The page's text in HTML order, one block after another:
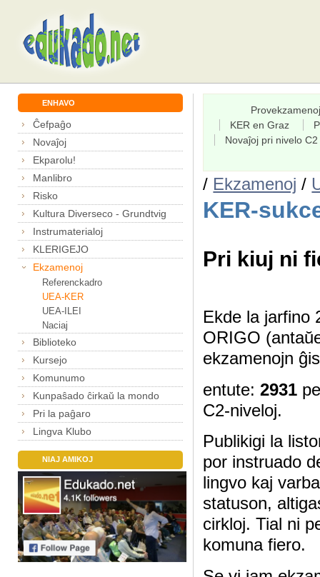
ENHAVO
Ĉefpaĝo
Novaĵoj
Ekparolu!
Manlibro
Risko
Kultura Diverseco - Grundtvig
Instrumaterialoj
KLERIGEJO
Ekzamenoj
Referenckadro
UEA-KER
UEA-ILEI
Naciaj
Biblioteko
Kursejo
Komunumo
Kunpaŝado ĉirkaŭ la mondo
Pri la paĝaro
Lingva Klubo
NIAJ AMIKOJ
Provekzamenoj
KER en Graz
Novaĵoj pri nivelo C2
/ Ekzamenoj /
KER-
Pri kiuj ni
Ekde la jarfino
ORIGO
ekzamenojn
entute:2931
C2-niveloj.
Publikigi la
por instruado
lingvo kaj
statuson,
cirkloj. Tial ni
komuna fiero.